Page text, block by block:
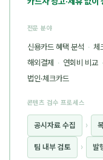
전문 분야
신용카드 혜택 분석 · 체
해외결제 · 연회비 비교 ·
법인·체크카드
콘텐츠 검수 프로세스
공시자료 수집 ›
팀 내부 검토 › 발